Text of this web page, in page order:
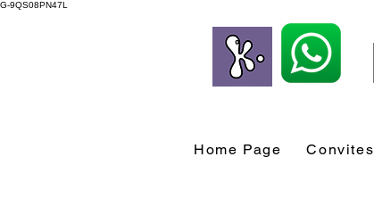
G-9QS08PN47L
Home Page Convites